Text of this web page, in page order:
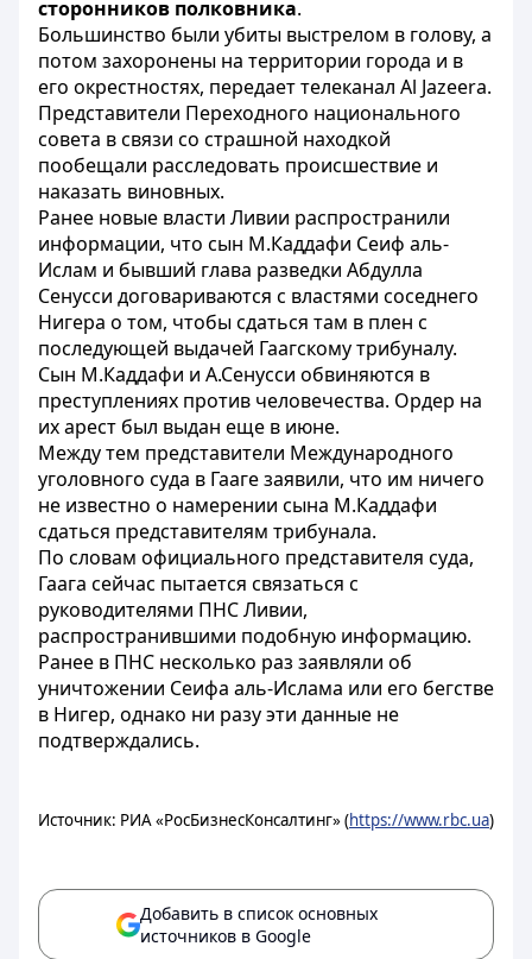
сторонников полковника.
Большинство были убиты выстрелом в голову, а
потом захоронены на территории города и в
его окрестностях, передает телеканал Al Jazeera.
Представители Переходного национального
совета в связи со страшной находкой
пообещали расследовать происшествие и
наказать виновных.
Ранее новые власти Ливии распространили
информации, что сын М.Каддафи Сеиф аль-
Ислам и бывший глава разведки Абдулла
Сенусси договариваются с властями соседнего
Нигера о том, чтобы сдаться там в плен с
последующей выдачей Гаагскому трибуналу.
Сын М.Каддафи и А.Сенусси обвиняются в
преступлениях против человечества. Ордер на
их арест был выдан еще в июне.
Между тем представители Международного
уголовного суда в Гааге заявили, что им ничего
не известно о намерении сына М.Каддафи
сдаться представителям трибунала.
По словам официального представителя суда,
Гаага сейчас пытается связаться с
руководителями ПНС Ливии,
распространившими подобную информацию.
Ранее в ПНС несколько раз заявляли об
уничтожении Сеифа аль-Ислама или его бегстве
в Нигер, однако ни разу эти данные не
подтверждались.
Источник: РИА «РосБизнесКонсалтинг» (https://www.rbc.ua)
Добавить в список основных
источников в Google